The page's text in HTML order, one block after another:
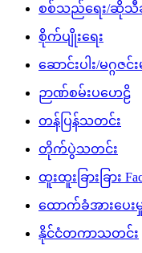
စစ်သည်ရေး/ဆိုသီချ
စိုက်ပျိုးရေး
ဆောင်းပါး/မဂ္ဂဇင်း
ဉာဏ်စမ်းပဟေဠိ
တန်ပြန်သတင်း
တိုက်ပွဲသတင်း
ထူးထူးခြားခြား
ထောက်ခံအားပေး
နိုင်ငံတကာသတင်း